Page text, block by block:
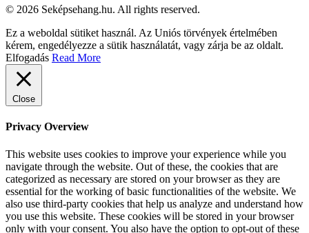
© 2026 Seképsehang.hu. All rights reserved.
Ez a weboldal sütiket használ. Az Uniós törvények értelmében
kérem, engedélyezze a sütik használatát, vagy zárja be az oldalt.
Elfogadás Read More
Close
Privacy Overview
This website uses cookies to improve your experience while you
navigate through the website. Out of these, the cookies that are
categorized as necessary are stored on your browser as they are
essential for the working of basic functionalities of the website. We
also use third-party cookies that help us analyze and understand how
you use this website. These cookies will be stored in your browser
only with your consent. You also have the option to opt-out of these